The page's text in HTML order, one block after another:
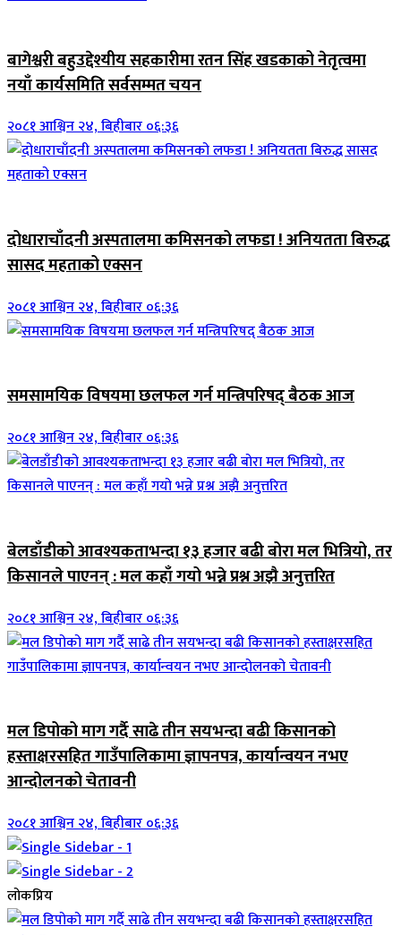
बागेश्वरी बहुउद्देश्यीय सहकारीमा रतन सिंह खडकाको नेतृत्वमा
नयाँ कार्यसमिति सर्वसम्मत चयन
२०८१ आश्विन २४, बिहीबार ०६:३६
दोधाराचाँदनी अस्पतालमा कमिसनको लफडा ! अनियतता बिरुद्ध
सासद महताको एक्सन
२०८१ आश्विन २४, बिहीबार ०६:३६
समसामयिक विषयमा छलफल गर्न मन्त्रिपरिषद् बैठक आज
२०८१ आश्विन २४, बिहीबार ०६:३६
बेलडाँडीको आवश्यकताभन्दा १३ हजार बढी बोरा मल भित्रियो, तर
किसानले पाएनन् : मल कहाँ गयो भन्ने प्रश्न अझै अनुत्तरित
२०८१ आश्विन २४, बिहीबार ०६:३६
मल डिपोको माग गर्दै साढे तीन सयभन्दा बढी किसानको
हस्ताक्षरसहित गाउँपालिकामा ज्ञापनपत्र, कार्यान्वयन नभए
आन्दोलनको चेतावनी
२०८१ आश्विन २४, बिहीबार ०६:३६
लोकप्रिय